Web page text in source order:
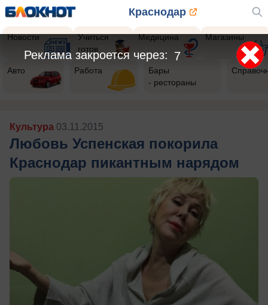
Краснодар
Новости
Учиться
готов
Медицина Магазины
Авто Работа
Бары
- рестораны
Культура 03.11.2015
Любовь Успенская покорила
Краснодар пикантным нарядом
5
Реклама закроется через: